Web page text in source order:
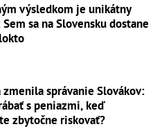
výsledkom je unikátny
Sem sa na Slovensku dostane
zmenila správanie Slovákov:
s peniazmi, keď
zbytočne riskovať?